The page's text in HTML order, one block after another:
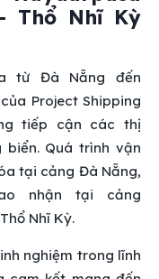
Thổ Nhĩ Kỳ
từ Đà Nẵng đến
Project Shipping
tiếp cận các thị
Quá trình vận
tại cảng Đà Nẵng,
nhận tại cảng
Nhĩ Kỳ.
nghiệm trong lĩnh